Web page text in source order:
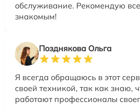
обслуживание. Рекомендую
знакомым!
Позднякова Ольга
Я всегда обращаюсь в этот
своей техникой, так как знаю,
работают профессионалы